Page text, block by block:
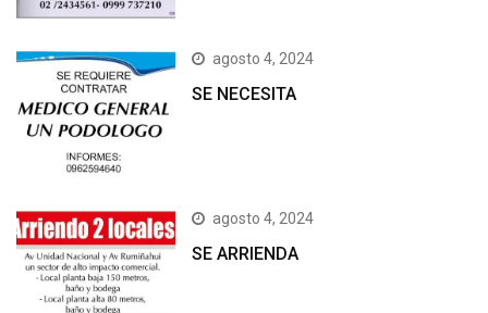
agosto 4, 2024
SE NECESITA
agosto 4, 2024
SE ARRIENDA